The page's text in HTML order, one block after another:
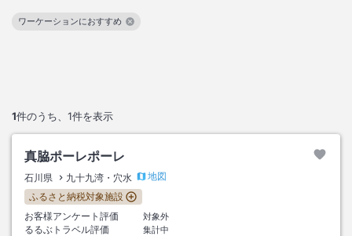
1件のうち、 1件を表示
ワーケーションにおすすめ
この絞り込み条件を解除
真脇ポーレポーレ
石川県 九十九湾・穴水
地図
ふるさと納税対象施設
お客様アンケート評価
対象外
るるぶトラベル評価
集計中